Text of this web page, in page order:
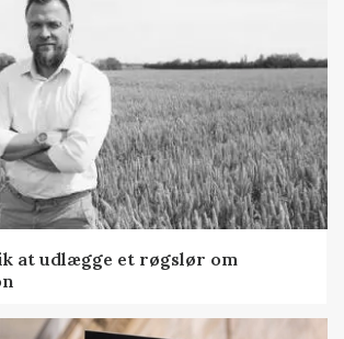
at udlægge et røgslør om